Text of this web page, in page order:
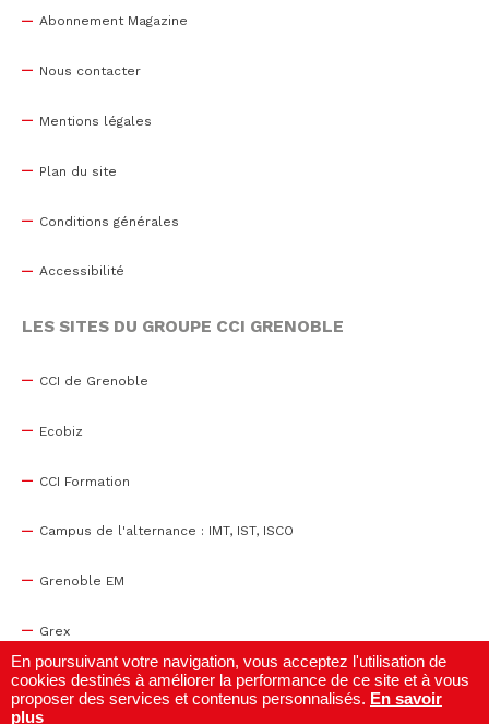
Abonnement Magazine
Nous contacter
Mentions légales
Plan du site
Conditions générales
Accessibilité
LES SITES DU GROUPE CCI GRENOBLE
CCI de Grenoble
Ecobiz
CCI Formation
Campus de l'alternance : IMT, IST, ISCO
Grenoble EM
Grex
WTC Grenoble
En poursuivant votre navigation, vous acceptez l'utilisation de
cookies destinés à améliorer la performance de ce site et à vous
proposer des services et contenus personnalisés. En savoir
plus